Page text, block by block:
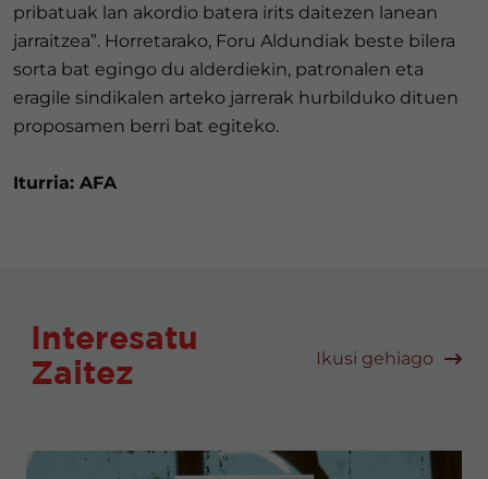
pribatuak lan akordio batera irits daitezen lanean
jarraitzea”. Horretarako, Foru Aldundiak beste bilera
sorta bat egingo du alderdiekin, patronalen eta
eragile sindikalen arteko jarrerak hurbilduko dituen
proposamen berri bat egiteko.
Iturria: AFA
Interesatu
Zaitez
Ikusi gehiago